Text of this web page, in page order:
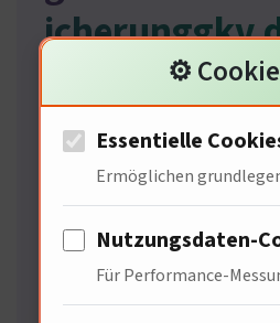
Antworten zu unserer
Autoren und dem
⚙️
Essentielle
Ermöglichen
Nutzungsdaten-
Für Performance-